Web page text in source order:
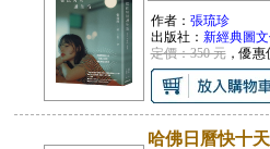
作者： 張琉珍
出版社： 新經典圖
定價：350 元，優惠
哈佛日曆快十